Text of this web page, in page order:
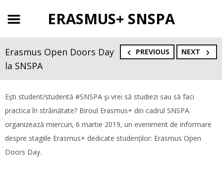
ERASMUS+ SNSPA
PREVIOUS NEXT
Erasmus Open Doors Day
la SNSPA
Eşti student/studentă #SNSPA şi vrei să studiezi sau să faci
practica în străinătate? Biroul Erasmus+ din cadrul SNSPA
organizează miercuri, 6 martie 2019, un eveniment de informare
despre stagiile Erasmus+ dedicate studenților: Erasmus Open
Doors Day.